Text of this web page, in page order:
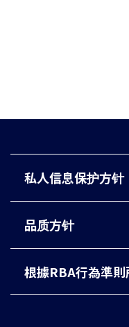
私人信息保护方针
品质方针
根據RBA行為準